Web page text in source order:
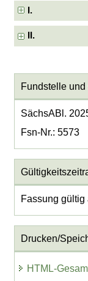
I.
II.
Fundstelle
SächsABl.
Fsn-Nr.: 5573
Fassung
Drucken/
HTML-